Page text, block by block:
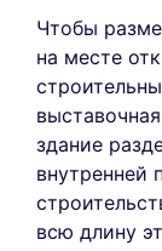
Чтобы
на месте
здание
внутренней
всю длину